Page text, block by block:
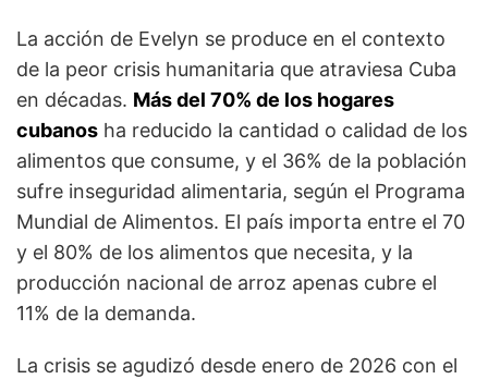
La acción de Evelyn se produce en el contexto
de la peor crisis humanitaria que atraviesa Cuba
en décadas. Más del 70% de los hogares
cubanos ha reducido la cantidad o calidad de los
alimentos que consume, y el 36% de la población
sufre inseguridad alimentaria, según el Programa
Mundial de Alimentos. El país importa entre el 70
y el 80% de los alimentos que necesita, y la
producción nacional de arroz apenas cubre el
11% de la demanda.
La crisis se agudizó desde enero de 2026 con el